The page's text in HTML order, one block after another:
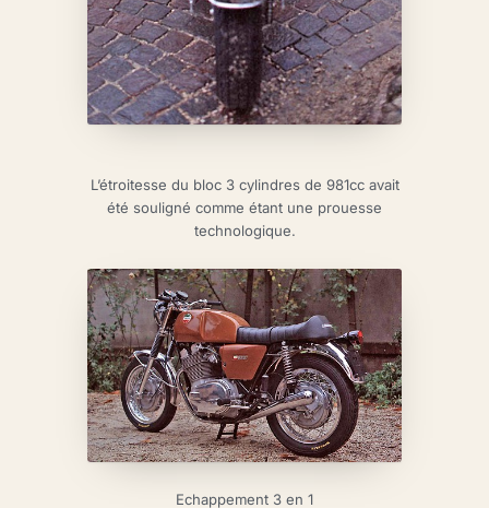
L’étroitesse du bloc 3 cylindres de 981cc avait
été souligné comme étant une prouesse
technologique.
Echappement 3 en 1